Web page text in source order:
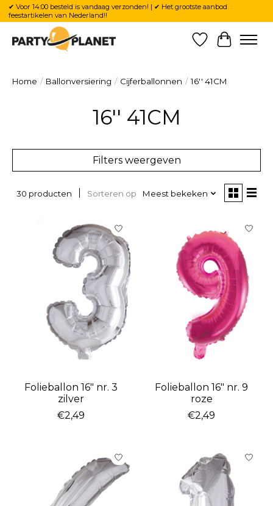
✔ Voor 14:00 besteld is vandaag verzonden! | ✔ Het grootste aanbod
feestartikelen van Nederland!!
Verlanglijst
Home / Ballonversiering / Cijferballonnen / 16'' 41CM
16'' 41CM
Filters weergeven
30 producten Sorteren op Meest bekeken
Folieballon 16″ nr. 3
zilver
€2,49
Folieballon 16″ nr. 9
roze
€2,49